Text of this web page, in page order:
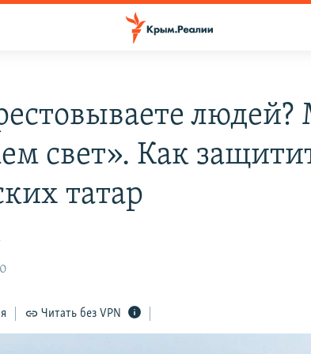
свет». Как
татар
Читать без VPN